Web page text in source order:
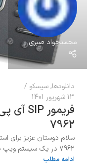
محمدجواد صبری
دانلودها,سیسکو
13 شهریور 1401
7962
7962 در یک سیستم ویپ با پروتکل سیپ می ت...
ادامه مطلب